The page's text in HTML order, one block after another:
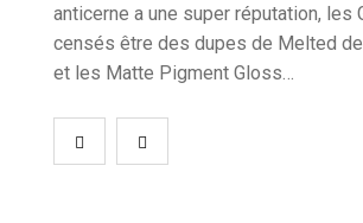
anticerne a une super réputation, les
censés être des dupes de Melted de
et les Matte Pigment Gloss…